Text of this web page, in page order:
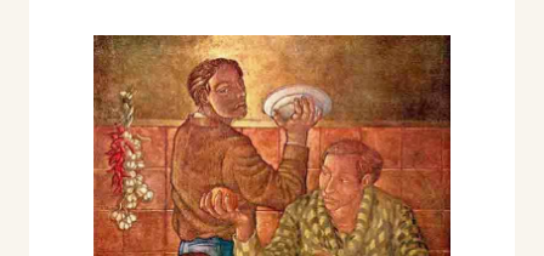
quell’arma che parrebbe tutta stile, cifra,
simbolo, esercitazione letteraria, con la tenacia
dell’arte, rovescia il fato, ottiene la sua vittoria a
favore dell’uomo. […]
Elvira Cassa Salvi, 1968
La forza e la poesia